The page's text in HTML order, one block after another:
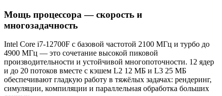
Мощь процессора — скорость и
многозадачность
Intel Core i7-12700F с базовой частотой 2100 МГц и турбо до
4900 МГц — это сочетание высокой пиковой
производительности и устойчивой многопоточности. 12 ядер
и до 20 потоков вместе с кэшем L2 12 МБ и L3 25 МБ
обеспечивают гладкую работу в тяжёлых задачах: рендеринг,
симуляции, компиляции и параллельная обработка больших